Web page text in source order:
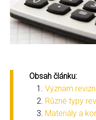
Obsah článku:
Význam
Různé typy
Materiály a